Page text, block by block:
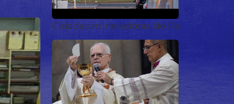
Cidades mineradoras do Pará surfam